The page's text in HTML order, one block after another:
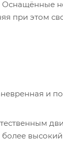
Оснащённые
при этом
и